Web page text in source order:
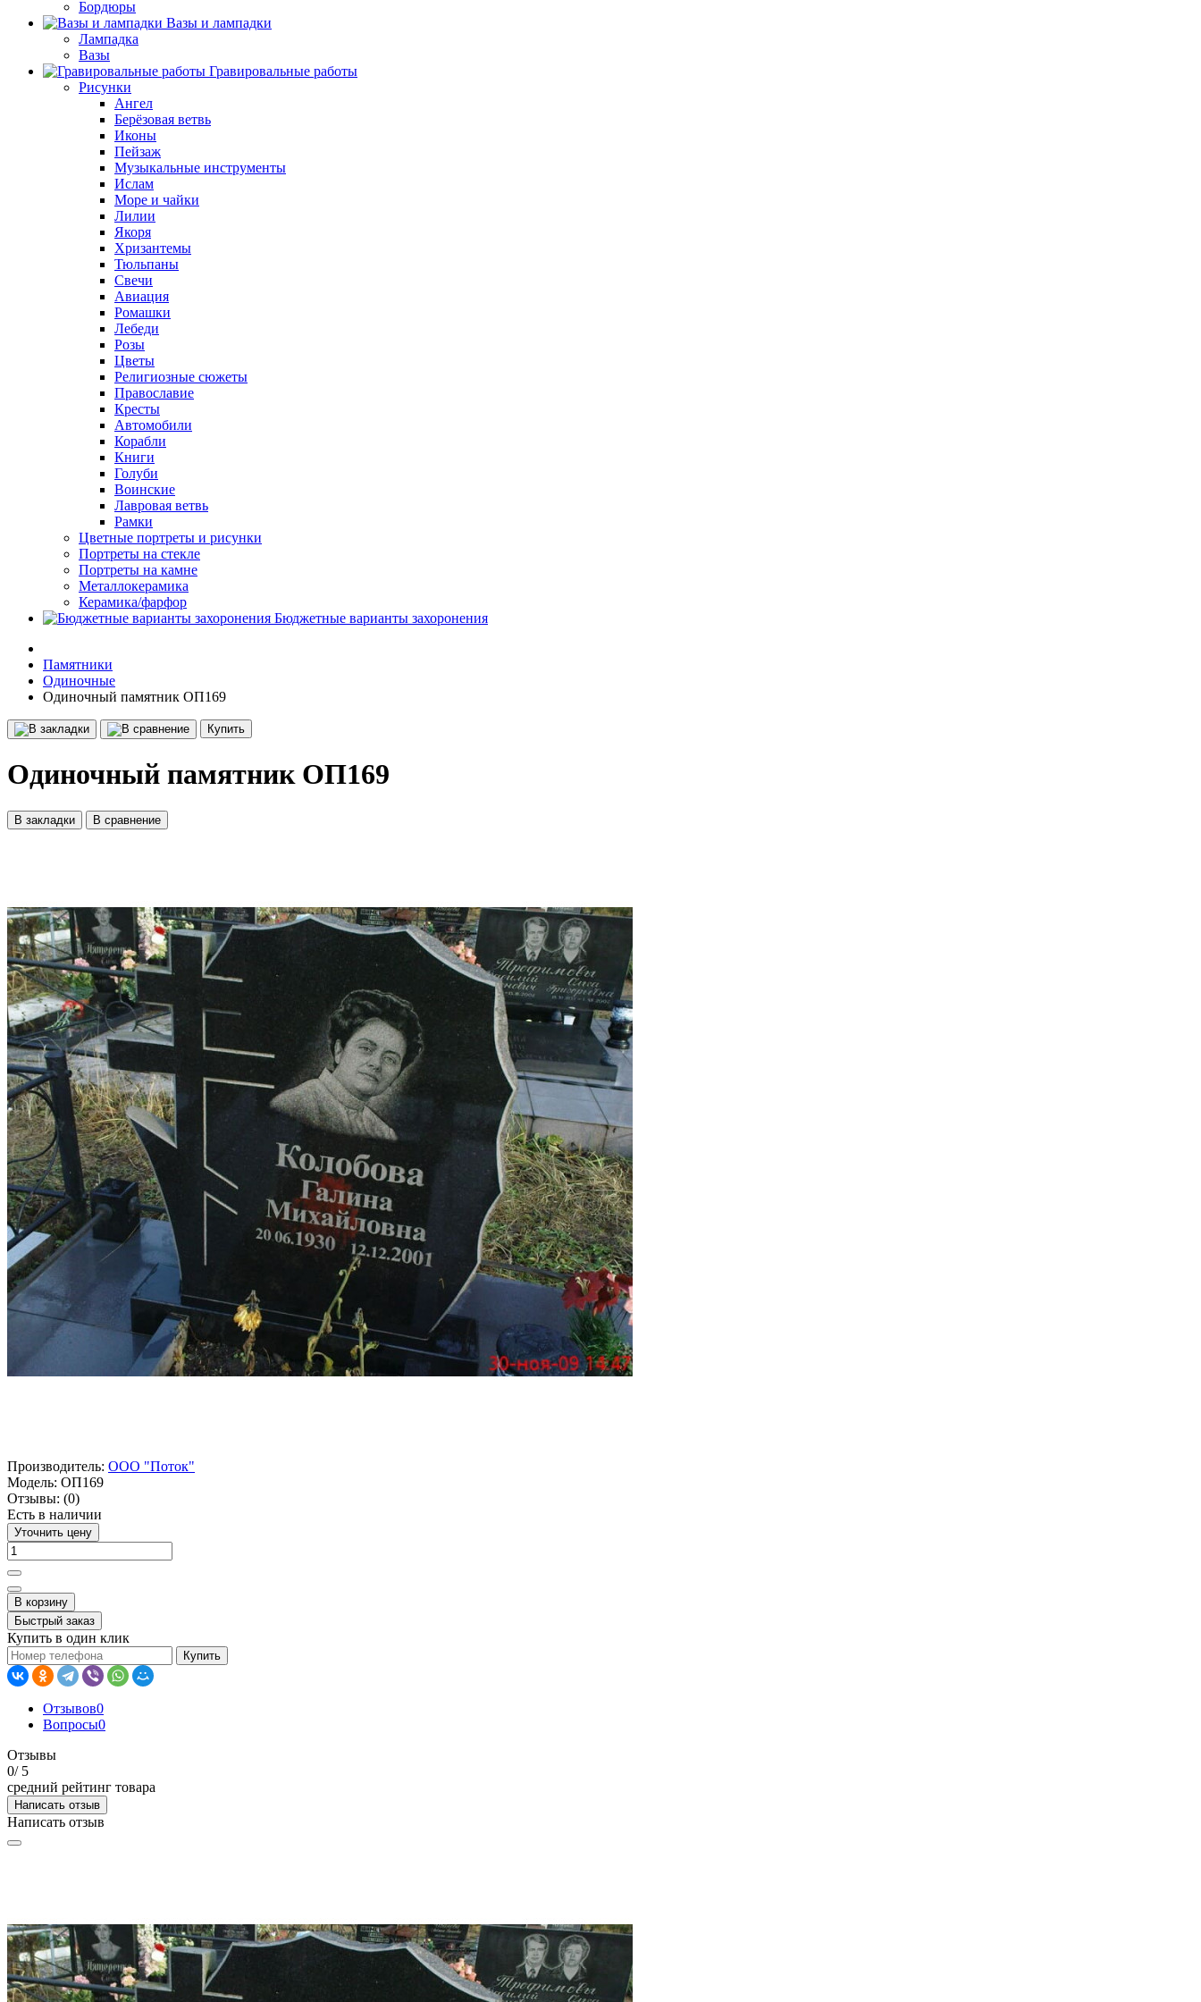
Бордюры
Вазы и лампадки
Лампадка
Вазы
Гравировальные работы
Рисунки
Ангел
Берёзовая ветвь
Иконы
Пейзаж
Музыкальные инструменты
Ислам
Море и чайки
Лилии
Якоря
Хризантемы
Тюльпаны
Свечи
Авиация
Ромашки
Лебеди
Розы
Цветы
Религиозные сюжеты
Православие
Кресты
Автомобили
Корабли
Книги
Голуби
Воинские
Лавровая ветвь
Рамки
Цветные портреты и рисунки
Портреты на стекле
Портреты на камне
Металлокерамика
Керамика/фарфор
Бюджетные варианты захоронения
Памятники
Одиночные
Одиночный памятник ОП169
Купить
Одиночный памятник ОП169
В закладки В сравнение
Производитель: ООО "Поток"
Модель: ОП169
Отзывы: (0)
Есть в наличии
Уточнить цену
В корзину
Быстрый заказ
Купить в один клик
Купить
Отзывов0
Вопросы0
Отзывы
0/ 5
средний рейтинг товара
Написать отзыв
Написать отзыв